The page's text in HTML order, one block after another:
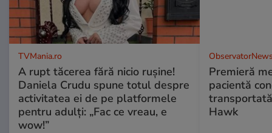
TVMania.ro
A rupt tăcerea fără nicio rușine!
Daniela Crudu spune totul despre
activitatea ei de pe platformele
pentru adulți: „Fac ce vreau, e
wow!”
Premieră
pacientă
Hawk